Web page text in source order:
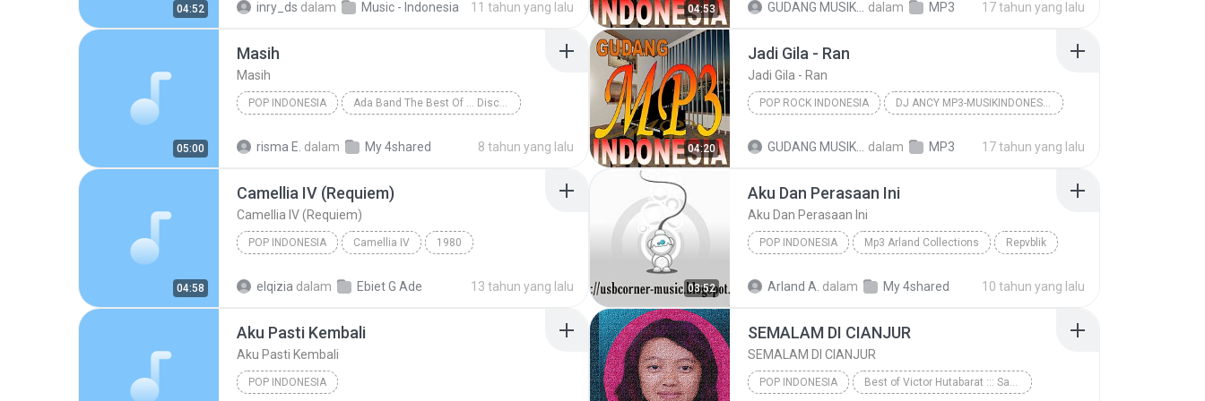
04:52 inry_ds dalam Music - Indonesia 11 tahun yang lalu 04:53 dalam MP3 17 tahun yang lalu
05:00
Masih
Masih
POP INDONESIA Ada Band The Best Of ... Discography
risma E. dalam My 4shared 8 tahun yang lalu 04:20
Jadi Gila - Ran
Jadi Gila - Ran
POP ROCK INDONESIA DJ ANCY MP3-MUSIKINDONESIA.BLOGSPOT.COM
dalam MP3 17 tahun yang lalu
04:58
Camellia IV (Requiem)
Camellia IV (Requiem)
POP INDONESIA Camellia IV 1980
elqizia dalam Ebiet G Ade 13 tahun yang lalu 03:52
Aku Dan Perasaan Ini
Aku Dan Perasaan Ini
POP INDONESIA Mp3 Arland Collections Repvblik
Arland A. dalam My 4shared 10 tahun yang lalu
Aku Pasti Kembali
Aku Pasti Kembali
POP INDONESIA
SEMALAM DI CIANJUR
SEMALAM DI CIANJUR
POP INDONESIA Best of Victor Hutabarat ::: Sari kartini BTA:21:04:2012 :::